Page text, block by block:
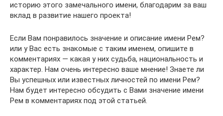
историю этого замечального имени, благодарим за ваш
вклад в развитие нашего проекта!
Если Вам понравилось значение и описание имени Рем?
или у Вас есть знакомые с таким именем, опишите в
комментариях — какая у них судьба, национальность и
характер. Нам очень интересно ваше мнение! Знаете ли
Вы успешных или известных личностей по имени Рем?
Нам будет интересно обсудить с Вами значение имени
Рем в комментариях под этой статьей.